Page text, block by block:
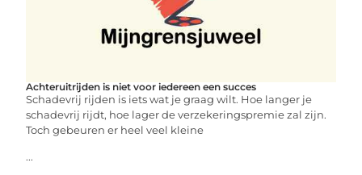
Achteruitrijden is niet voor iedereen een succes
Schadevrij rijden is iets wat je graag wilt. Hoe langer je
schadevrij rijdt, hoe lager de verzekeringspremie zal zijn.
Toch gebeuren er heel veel kleine
...